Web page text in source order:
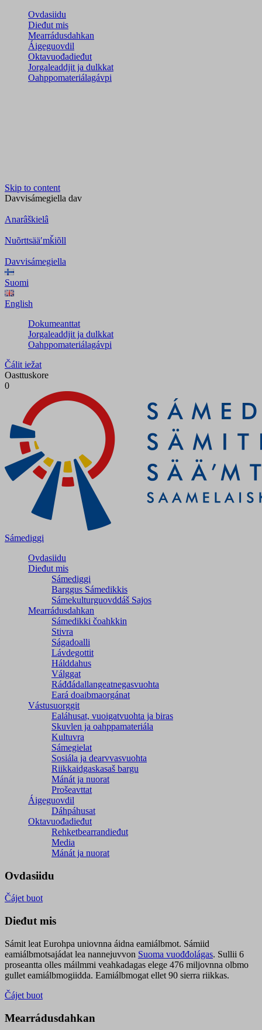
Ovdasiidu
Dieđut mis
Mearrádusdahkan
Áigeguovdil
Oktavuođadieđut
Jorgaleaddjit ja dulkkat
Oahppomateriálagávpi
Skip to content
Davvisámegiella dav
Anarâškielâ
Nuõrttsääʹmǩiõll
Davvisámegiella
Suomi
English
Dokumeanttat
Jorgaleaddjit ja dulkkat
Oahppomateriálagávpi
Čálit iežat
Oasttuskore
0
Sámediggi
Ovdasiidu
Dieđut mis
Sámediggi
Barggus Sámedikkis
Sámekulturguovddáš Sajos
Mearrádusdahkan
Sámedikki čoahkkin
Stivra
Ságadoalli
Lávdegottit
Hálddahus
Válggat
Ráđđádallangeatnegas­vuohta
Eará doaibmaorgánat
Vástusuorggit
Ealáhusat, vuoigatvuohta ja biras
Skuvlen ja oahppamateriála
Kultuvra
Sámegielat
Sosiála ja dearvvasvuohta
Riikkaidgaskasaš bargu
Mánát ja nuorat
Prošeavttat
Áigeguovdil
Dáhpáhusat
Oktavuođadieđut
Rehketbearrandieđut
Media
Mánát ja nuorat
Ovdasiidu
Čájet buot
Dieđut mis
Sámit leat Eurohpa uniovnna áidna eamiálbmot. Sámiid
eamiálbmotsajádat lea nannejuvvon Suoma vuođđolágas. Sullii 6
proseantta olles máilmmi veahkadagas elege 476 miljovnna olbmo
gullet eamiálbmogiidda. Eamiálbmogat ellet 90 sierra riikkas.
Čájet buot
Mearrádusdahkan